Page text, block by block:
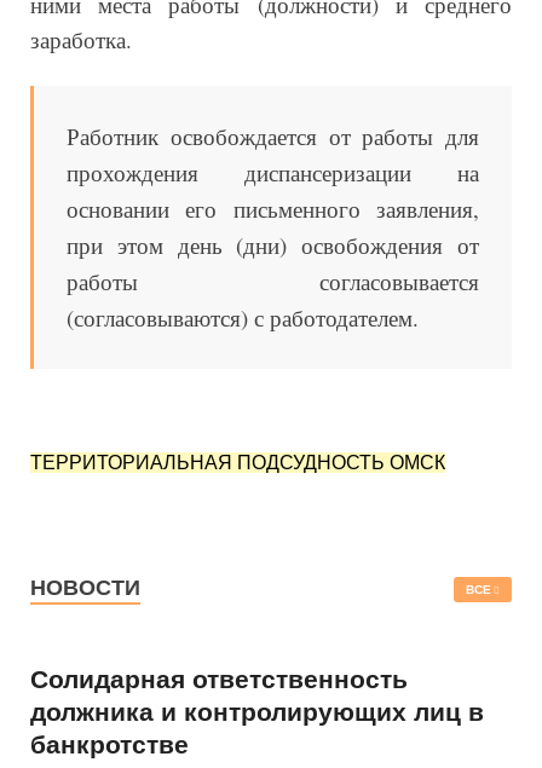
заработка.
Работник освобождается от работы для
прохождения диспансеризации на
основании его письменного заявления,
при этом день (дни) освобождения от
работы согласовывается
(согласовываются) с работодателем.
ТЕРРИТОРИАЛЬНАЯ ПОДСУДНОСТЬ ОМСК
НОВОСТИ ВСЕ
Солидарная ответственность
должника и контролирующих лиц в
банкротстве